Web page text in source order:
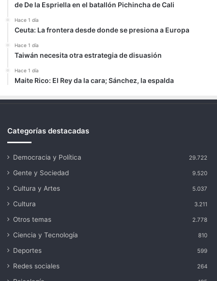
de De la Espriella en el batallón Pichincha de Cali
Hace 1 día
Ceuta: La frontera desde donde se presiona a Europa
Hace 1 día
Taiwán necesita otra estrategia de disuasión
Hace 1 día
Maite Rico: El Rey da la cara; Sánchez, la espalda
Categorías destacadas
Democracia y Política 29.722
Gente y Sociedad 9.520
Cultura y Artes 5.037
Cultura 3.211
Otros temas 2.778
Ciencia y Tecnología 810
Deportes 599
Redes sociales 264